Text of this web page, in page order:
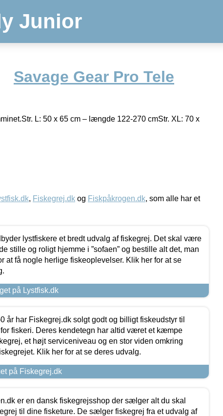
Junior
Savage Gear Pro Tele
L: 50 x 65 cm – længde 122-270 cmStr. XL: 70 x
, Fiskegrej.dk og Fiskpåkrogen.dk, som alle har et
lystfiskere et bredt udvalg af fiskegrej. Det skal være
stille og roligt hjemme i ”sofaen” og bestille alt det, man
at få nogle herlige fiskeoplevelser. Klik her for at se
på Lystfisk.dk
år har Fiskegrej.dk solgt godt og billigt fiskeudstyr til
fiskeri. Deres kendetegn har altid været et kæmpe
et højt serviceniveau og en stor viden omkring
Klik her for at se deres udvalg.
på Fiskegrej.dk
er en dansk fiskegrejsshop der sælger alt du skal
til dine fisketure. De sælger fiskegrej fra et udvalg af